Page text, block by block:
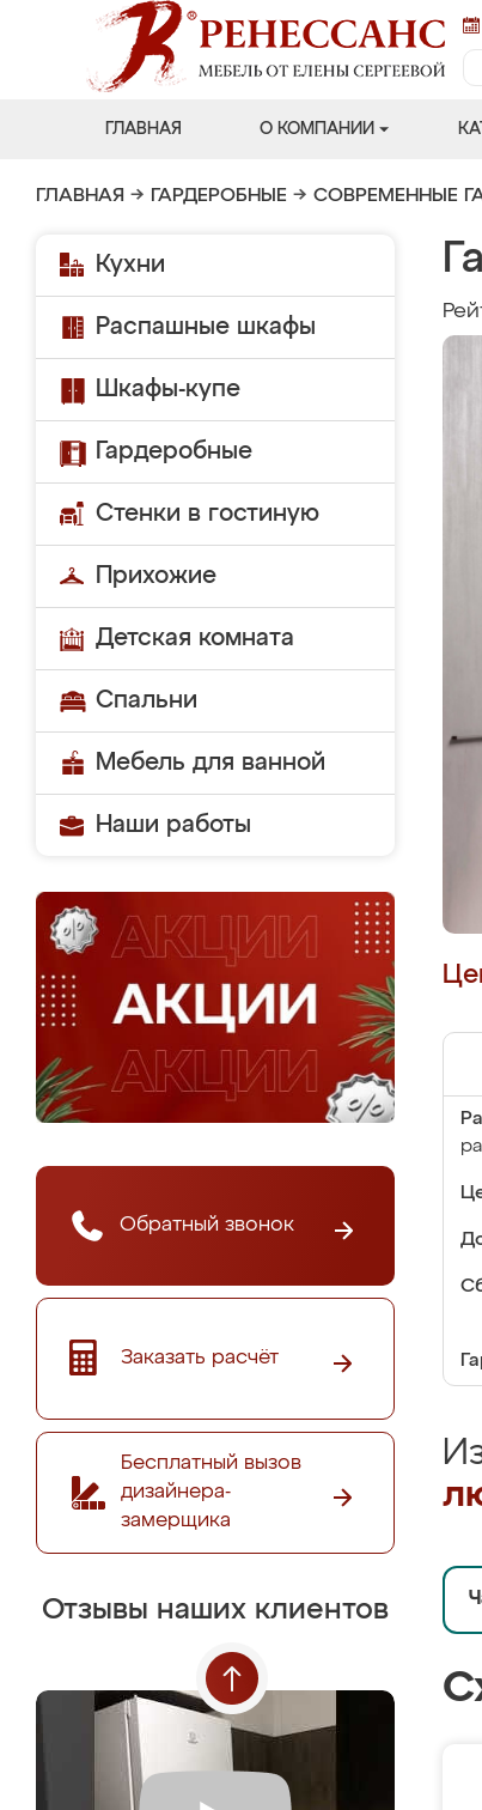
ГЛАВНАЯ О КОМПАНИИ
ГЛАВНАЯ → ГАРДЕРОБНЫЕ → СОВРЕМЕННЫЕ
Кухни
Распашные шкафы
Шкафы-купе
Гардеробные
Стенки в гостиную
Прихожие
Детская комната
Спальни
Мебель для ванной
Наши работы
Обратный звонок
Заказать расчёт
Бесплатный вызов
дизайнера-
замерщика
Отзывы наших клиентов